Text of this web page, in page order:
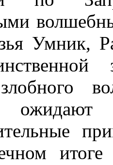
Умник,
итоге